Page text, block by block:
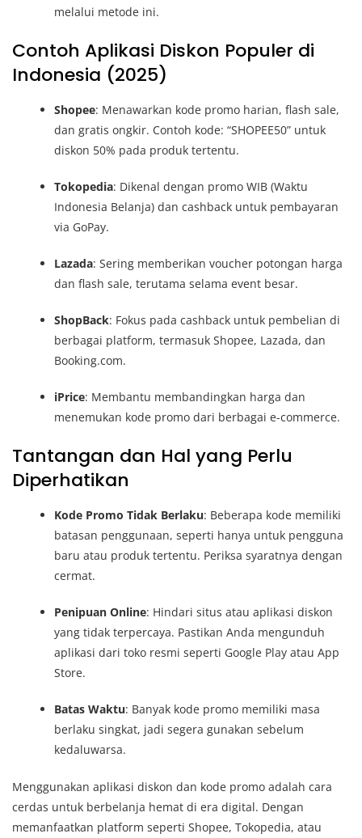
melalui metode ini.
Contoh Aplikasi Diskon Populer di
Indonesia (2025)
Shopee: Menawarkan kode promo harian, flash sale,
dan gratis ongkir. Contoh kode: “SHOPEE50” untuk
diskon 50% pada produk tertentu.
Tokopedia: Dikenal dengan promo WIB (Waktu
Indonesia Belanja) dan cashback untuk pembayaran
via GoPay.
Lazada: Sering memberikan voucher potongan harga
dan flash sale, terutama selama event besar.
ShopBack: Fokus pada cashback untuk pembelian di
berbagai platform, termasuk Shopee, Lazada, dan
Booking.com.
iPrice: Membantu membandingkan harga dan
menemukan kode promo dari berbagai e-commerce.
Tantangan dan Hal yang Perlu
Diperhatikan
Kode Promo Tidak Berlaku: Beberapa kode memiliki
batasan penggunaan, seperti hanya untuk pengguna
baru atau produk tertentu. Periksa syaratnya dengan
cermat.
Penipuan Online: Hindari situs atau aplikasi diskon
yang tidak terpercaya. Pastikan Anda mengunduh
aplikasi dari toko resmi seperti Google Play atau App
Store.
Batas Waktu: Banyak kode promo memiliki masa
berlaku singkat, jadi segera gunakan sebelum
kedaluwarsa.
Menggunakan aplikasi diskon dan kode promo adalah cara
cerdas untuk berbelanja hemat di era digital. Dengan
memanfaatkan platform seperti Shopee, Tokopedia, atau